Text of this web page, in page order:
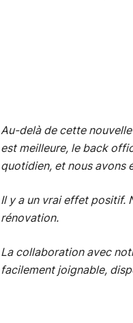
Au-delà de cette
est meilleure, le back
quotidien, et nous avons
Il y a un vrai effet positif.
rénovation.
La collaboration avec
facilement joignable,